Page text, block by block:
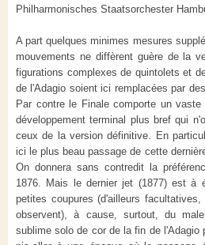
Philharmonisches Staatsorchester
A part quelques minimes mesures
mouvements ne diffèrent guère de la
figurations complexes de quintolets et
de l'Adagio soient ici remplacées par
Par contre le Finale comporte un
développement terminal plus bref qui
ceux de la version définitive. En
ici le plus beau passage de cette
On donnera sans contredit la
1876. Mais le dernier jet (1877) est à
petites coupures (d'ailleurs
observent), à cause, surtout, du
sublime solo de cor de la fin de l'Adagio